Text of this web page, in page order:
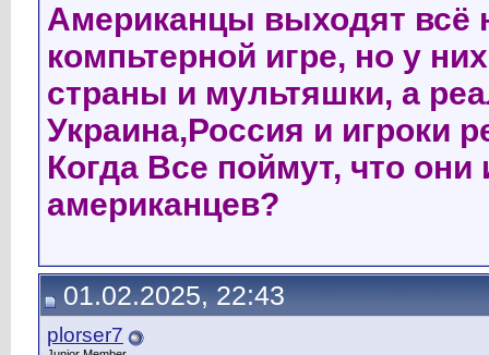
Американцы выходят всё
компьтерной игре, но у
страны и мультяшки, а
Украина,Россия и игроки
Когда Все поймут, что они
американцев?
01.02.2025, 22:43
plorser7